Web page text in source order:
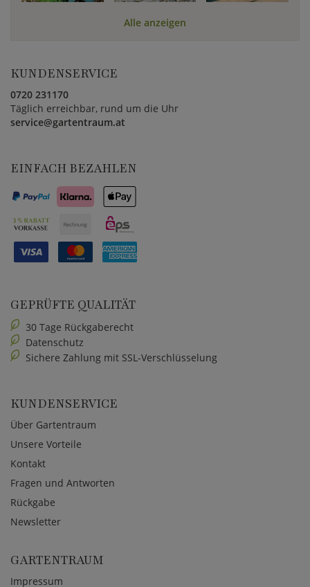
Alle anzeigen
KUNDENSERVICE
0720 231170
Täglich erreichbar, rund um die Uhr
service@gartentraum.at
EINFACH BEZAHLEN
GEPRÜFTE QUALITÄT
30 Tage Rückgaberecht
Datenschutz
Sichere Zahlung mit SSL-Verschlüsselung
KUNDENSERVICE
Über Gartentraum
Unsere Vorteile
Kontakt
Fragen und Antworten
Rückgabe
Newsletter
GARTENTRAUM
Impressum